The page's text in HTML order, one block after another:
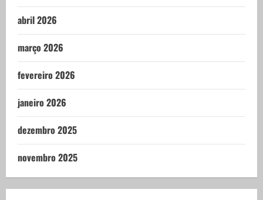
abril 2026
março 2026
fevereiro 2026
janeiro 2026
dezembro 2025
novembro 2025